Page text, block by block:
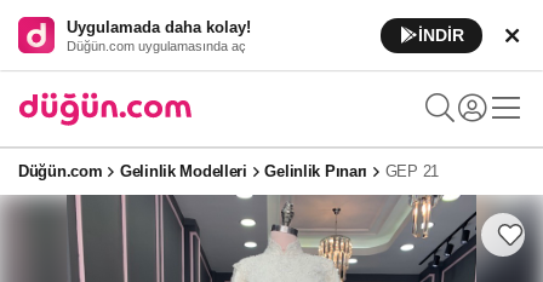
Uygulamada daha kolay!
Düğün.com uygulamasında aç
İNDİR
Düğün.com Gelinlik Modelleri Gelinlik Pınarı GEP 21